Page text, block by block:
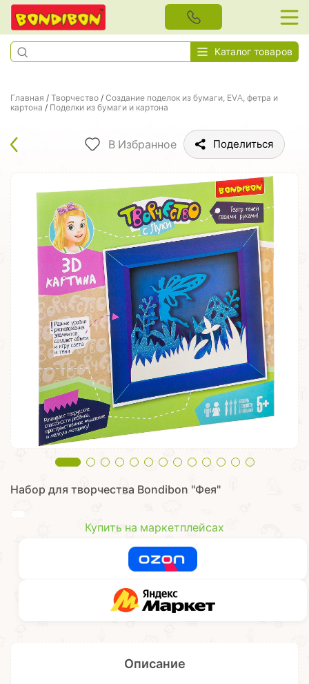
Каталог товаров
Главная / Творчество / Создание поделок из бумаги, EVA, фетра и
картона / Поделки из бумаги и картона
В Избранное Поделиться
Набор для творчества Bondibon "Фея"
Купить на маркетплейсах
Описание